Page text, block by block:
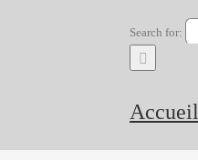
Search for:
Accueil